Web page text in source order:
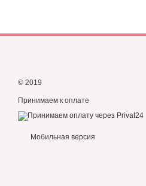
© 2019
Принимаем к оплате
Мобильная версия